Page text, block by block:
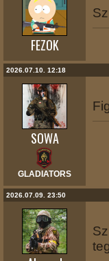
FEZOK
2026.07.10. 12:18
SOWA
GLADIATORS
2026.07.09. 23:50